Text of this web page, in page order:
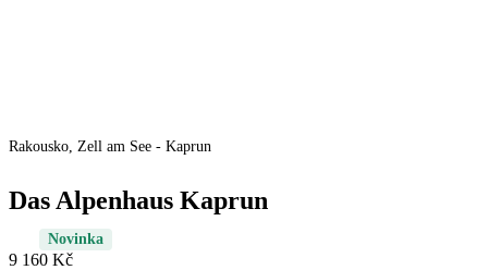
Rakousko, Zell am See - Kaprun
Das Alpenhaus Kaprun
Novinka
9 160 Kč